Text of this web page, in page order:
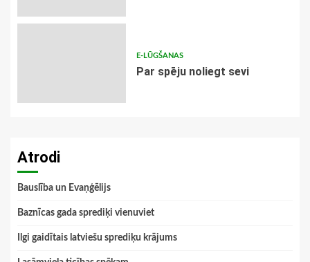
E-LŪGŠANAS
Par spēju noliegt sevi
Atrodi
Bauslība un Evaņģēlijs
Baznīcas gada sprediķi vienuviet
Ilgi gaidītais latviešu sprediķu krājums